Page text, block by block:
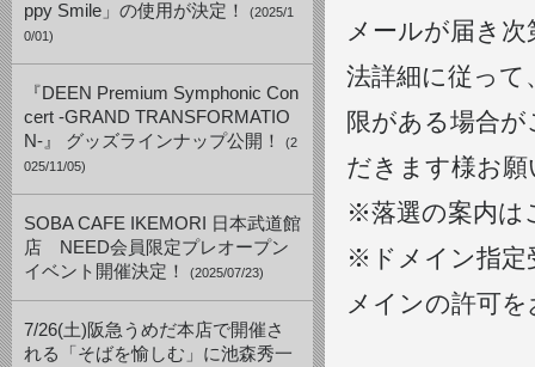
ppy Smile」の使用が決定！
(2025/1
0/01)
『DEEN Premium Symphonic Con
cert -GRAND TRANSFORMATIO
N-』 グッズラインナップ公開！
(2
025/11/05)
SOBA CAFE IKEMORI 日本武道館
店 NEED会員限定プレオープン
イベント開催決定！
(2025/07/23)
7/26(土)阪急うめだ本店で開催さ
れる「そばを愉しむ」に池森秀一
メールが届き
法詳細に従って
限がある場合
だきます様お
※落選の案内は
※ドメイン指定
メインの許可